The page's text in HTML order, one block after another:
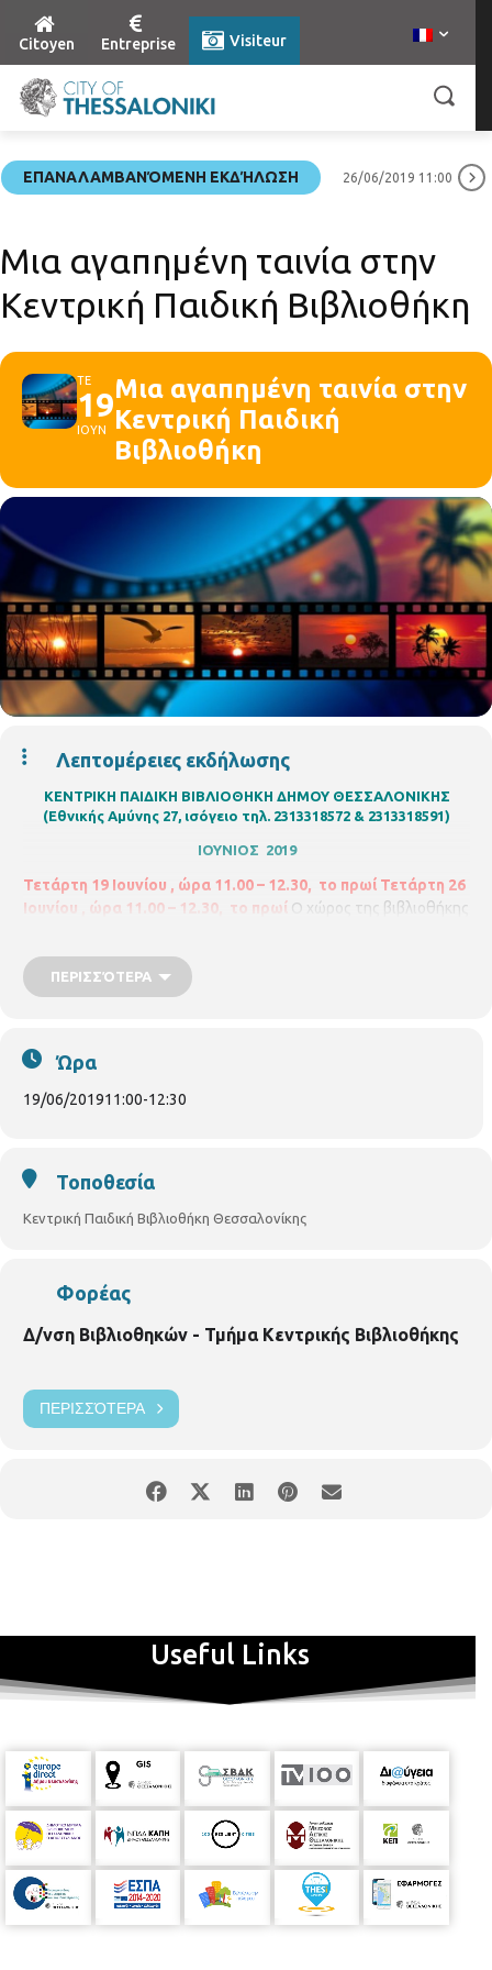
Citoyen Entreprise Visiteur
ΕΠΑΝΑΛΑΜΒΑΝΌΜΕΝΗ ΕΚΔΉΛΩΣΗ 26/06/2019 11:00
Μια αγαπημένη ταινία στην
Κεντρική Παιδική Βιβλιοθήκη
ΤΕ
19
ΙΟΥΝ
Μια αγαπημένη ταινία στην
Κεντρική Παιδική
Βιβλιοθήκη
Λεπτομέρειες εκδήλωσης
ΚΕΝΤΡΙΚΗ ΠΑΙΔΙΚΗ ΒΙΒΛΙΟΘΗΚΗ ΔΗΜΟΥ ΘΕΣΣΑΛΟΝΙΚΗΣ
(Εθνικής Αμύνης 27, ισόγειο τηλ. 2313318572 & 2313318591)
ΙΟΥΝΙΟΣ 2019
Τετάρτη 19 Ιουνίου , ώρα 11.00 – 12.30, το πρωί Τετάρτη 26
Ιουνίου , ώρα 11.00 – 12.30, το πρωί Ο χώρος της βιβλιοθήκης
παρακολουθήσουμε ένα εκπαιδευτικό ντοκιμαντέρ ή μια
αγαπημένη ταινία κινουμένων σχεδίων. Για παιδιά 5– 12 χρονών
. Με ηλεκτρονική προεγγραφή στο
ΠΕΡΙΣΣΌΤΕΡΑ
Ώρα
19/06/201911:00-12:30
Τοποθεσία
Κεντρική Παιδική Βιβλιοθήκη Θεσσαλονίκης
Φορέας
Δ/νση Βιβλιοθηκών - Τμήμα Κεντρικής Βιβλιοθήκης
ΠΕΡΙΣΣΌΤΕΡΑ
Useful Links